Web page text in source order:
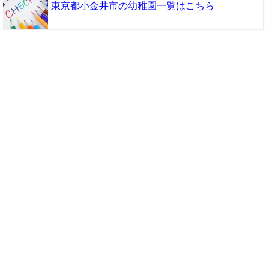
東京都小金井市の幼稚園一覧はこちら